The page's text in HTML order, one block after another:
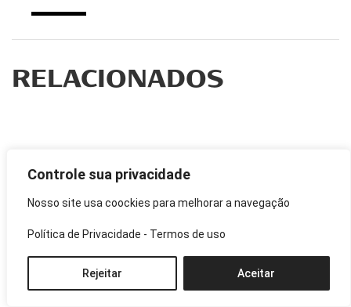
Controle sua privacidade
Nosso site usa coockies para melhorar a navegação
Política de Privacidade - Termos de uso
Rejeitar Aceitar
RELACIONADOS